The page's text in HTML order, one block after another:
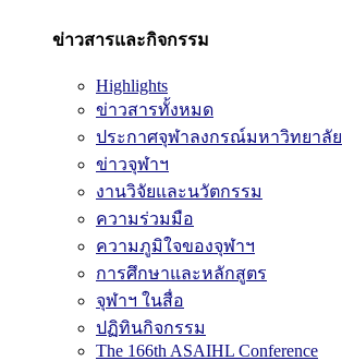
ข่าวสารและกิจกรรม
Highlights
ข่าวสารทั้งหมด
ประกาศจุฬาลงกรณ์มหาวิทยาลัย
ข่าวจุฬาฯ
งานวิจัยและนวัตกรรม
ความร่วมมือ
ความภูมิใจของจุฬาฯ
การศึกษาและหลักสูตร
จุฬาฯ ในสื่อ
ปฏิทินกิจกรรม
The 166th ASAIHL Conference